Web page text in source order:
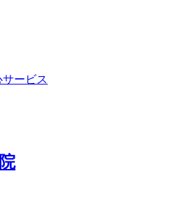
ービス